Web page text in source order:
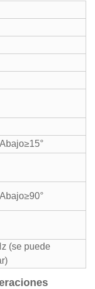
(se puede